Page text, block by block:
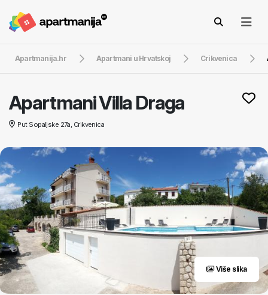
Apartmanija.hr Apartmani u Hrvatskoj Crikvenica
Apartmani Villa Draga
Put Sopaljske 27a, Crikvenica
Više slika